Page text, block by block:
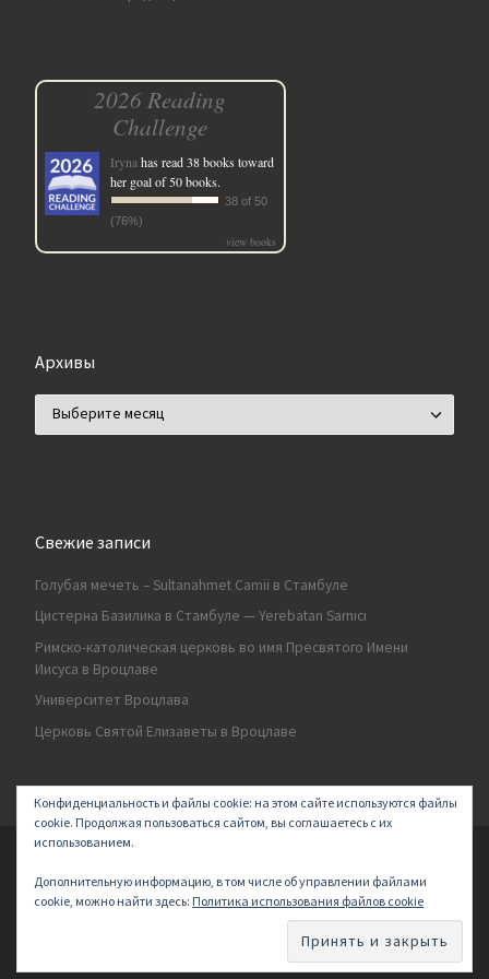
2026 Reading
Challenge
Irynahas read 38 books toward
her goal of 50 books.
38 of 50
(76%)
view books
Архивы
Свежие записи
Голубая мечеть – Sultanahmet Camii в Стамбуле
Цистерна Базилика в Стамбуле — Yerebatan Sarnıcı
Римско-католическая церковь во имя Пресвятого Имени
Иисуса в Вроцлаве
Университет Вроцлава
Церковь Святой Елизаветы в Вроцлаве
Designed with Customizr Pro Powered by
Конфиденциальность и файлы cookie: на этом сайте используются файлы
cookie. Продолжая пользоваться сайтом, вы соглашаетесь с их
использованием.
Дополнительную информацию, в том числе об управлении файлами
cookie, можно найти здесь: Политика использования файлов cookie